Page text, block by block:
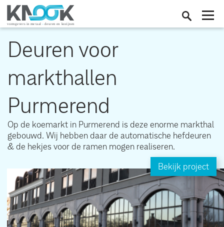
Deuren voor
markthallen
Purmerend
Op de koemarkt in Purmerend is deze enorme markthal
gebouwd. Wij hebben daar de automatische hefdeuren
& de hekjes voor de ramen mogen realiseren.
Bekijk project